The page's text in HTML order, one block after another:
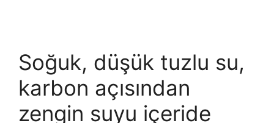
Soğuk, düşük tuzlu su,
karbon açısından
zengin suyu içeride